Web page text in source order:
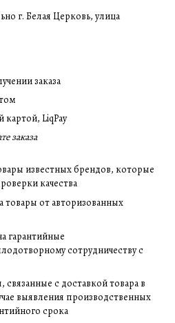
г. Белая Церковь, улица
заказа
LiqPay
заказа
известных брендов, которые
качества
товары от авторизованных
гарантийные
сотрудничеству с
с доставкой товара в
выявления производственных
срока